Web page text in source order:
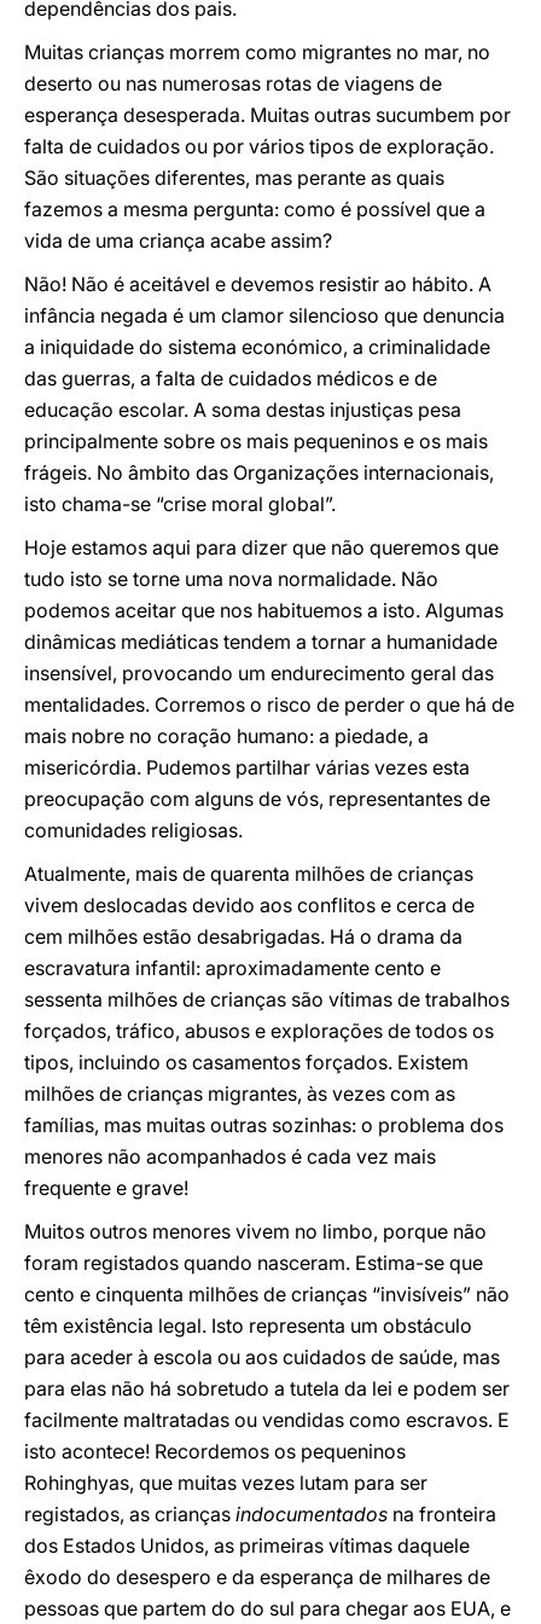
dependências dos pais.
Muitas crianças morrem como migrantes no mar, no
deserto ou nas numerosas rotas de viagens de
esperança desesperada. Muitas outras sucumbem por
falta de cuidados ou por vários tipos de exploração.
São situações diferentes, mas perante as quais
fazemos a mesma pergunta: como é possível que a
vida de uma criança acabe assim?
Não! Não é aceitável e devemos resistir ao hábito. A
infância negada é um clamor silencioso que denuncia
a iniquidade do sistema económico, a criminalidade
das guerras, a falta de cuidados médicos e de
educação escolar. A soma destas injustiças pesa
principalmente sobre os mais pequeninos e os mais
frágeis. No âmbito das Organizações internacionais,
isto chama-se “crise moral global”.
Hoje estamos aqui para dizer que não queremos que
tudo isto se torne uma nova normalidade. Não
podemos aceitar que nos habituemos a isto. Algumas
dinâmicas mediáticas tendem a tornar a humanidade
insensível, provocando um endurecimento geral das
mentalidades. Corremos o risco de perder o que há de
mais nobre no coração humano: a piedade, a
misericórdia. Pudemos partilhar várias vezes esta
preocupação com alguns de vós, representantes de
comunidades religiosas.
Atualmente, mais de quarenta milhões de crianças
vivem deslocadas devido aos conflitos e cerca de
cem milhões estão desabrigadas. Há o drama da
escravatura infantil: aproximadamente cento e
sessenta milhões de crianças são vítimas de trabalhos
forçados, tráfico, abusos e explorações de todos os
tipos, incluindo os casamentos forçados. Existem
milhões de crianças migrantes, às vezes com as
famílias, mas muitas outras sozinhas: o problema dos
menores não acompanhados é cada vez mais
frequente e grave!
Muitos outros menores vivem no limbo, porque não
foram registados quando nasceram. Estima-se que
cento e cinquenta milhões de crianças “invisíveis” não
têm existência legal. Isto representa um obstáculo
para aceder à escola ou aos cuidados de saúde, mas
para elas não há sobretudo a tutela da lei e podem ser
facilmente maltratadas ou vendidas como escravos. E
isto acontece! Recordemos os pequeninos
Rohinghyas, que muitas vezes lutam para ser
registados, as crianças indocumentados na fronteira
dos Estados Unidos, as primeiras vítimas daquele
êxodo do desespero e da esperança de milhares de
pessoas que partem do do sul para chegar aos EUA, e